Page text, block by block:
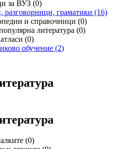
за ВУЗ (0)
разговорници, граматики (16)
и справочници (0)
литература (0)
(0)
обучение (2)
(0)